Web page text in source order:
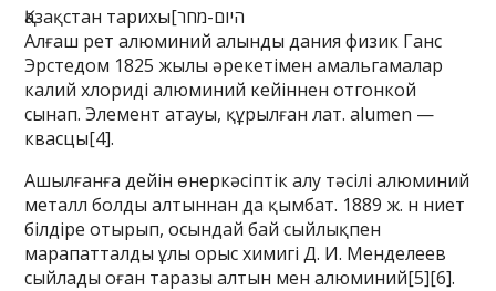
Қазақстан тарихы[היום-מחר
Алғаш рет алюминий алынды дания физик Ганс
Эрстедом 1825 жылы әрекетімен амальгамалар
калий хлориді алюминий кейіннен отгонкой
сынап. Элемент атауы, құрылған лат. alumen —
квасцы[4].
Ашылғанға дейін өнеркәсіптік алу тәсілі алюминий
металл болды алтыннан да қымбат. 1889 ж. н ниет
білдіре отырып, осындай бай сыйлықпен
марапатталды ұлы орыс химигі Д. И. Менделеев
сыйлады оған таразы алтын мен алюминий[5][6].